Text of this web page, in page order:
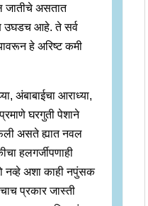
जातीचे असतात
उघडच आहे. ते सर्व
हे अरिष्ट कमी
अंबाबाईचा आराध्या,
घरगुती पेशाने
असते ह्यात नवल
हलगर्जीपणाही
नव्हे अशा काही नपुंसक
प्रकार जास्ती